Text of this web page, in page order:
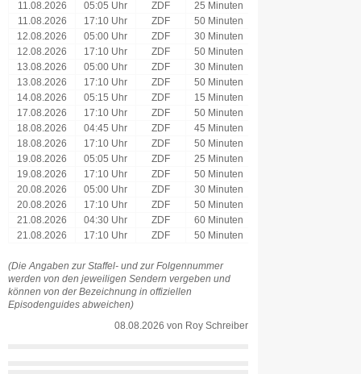
11.08.2026
05:05 Uhr ZDF
25 Minuten
11.08.2026
17:10 Uhr ZDF
50 Minuten
12.08.2026
05:00 Uhr ZDF
30 Minuten
12.08.2026
17:10 Uhr ZDF
50 Minuten
13.08.2026
05:00 Uhr ZDF
30 Minuten
13.08.2026
17:10 Uhr ZDF
50 Minuten
14.08.2026
05:15 Uhr ZDF
15 Minuten
17.08.2026
17:10 Uhr ZDF
50 Minuten
18.08.2026
04:45 Uhr ZDF
45 Minuten
18.08.2026
17:10 Uhr ZDF
50 Minuten
19.08.2026
05:05 Uhr ZDF
25 Minuten
19.08.2026
17:10 Uhr ZDF
50 Minuten
20.08.2026
05:00 Uhr ZDF
30 Minuten
20.08.2026
17:10 Uhr ZDF
50 Minuten
21.08.2026
04:30 Uhr ZDF
60 Minuten
21.08.2026
17:10 Uhr ZDF 50 Minuten
(Die Angaben zur Staffel- und zur Folgennummer
werden von den jeweiligen Sendern vergeben und
können von der Bezeichnung in offiziellen
Episodenguides abweichen)
08.08.2026 von Roy Schreiber